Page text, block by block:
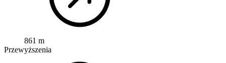
861 m
Przewyższenia